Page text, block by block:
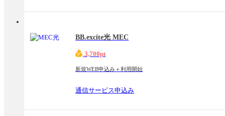
BB.excite光 MEC
3,700pt
新規WEB申込み＋利用開始
通信サービス申込み